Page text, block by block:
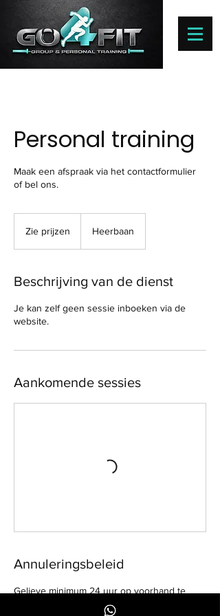
Personal training
Maak een afspraak via het contactformulier
of bel ons.
Zie prijzen Heerbaan
Beschrijving van de dienst
Je kan zelf geen sessie inboeken via de
website.
Aankomende sessies
Annuleringsbeleid
Gelieve minimum 24 uur op voorhand te
annuleren, anders zijn wij genoodzaakt uw